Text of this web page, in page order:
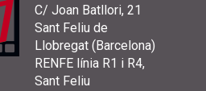
C/ Joan Batllori, 21
Sant Feliu de
Llobregat (Barcelona)
RENFE línia R1 i R4,
Sant Feliu